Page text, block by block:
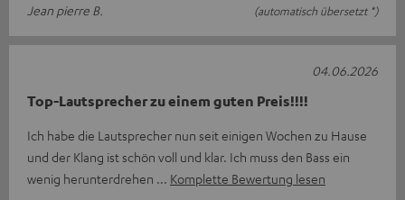
Jean pierre B.
(automatisch übersetzt *)
Top-Lautsprecher zu einem guten Preis!!!!
Ich habe die Lautsprecher nun seit einigen Wochen zu Hause
und der Klang ist schön voll und klar. Ich muss den Bass ein
wenig herunterdrehen
Komplette Bewertung lesen
04.06.2026